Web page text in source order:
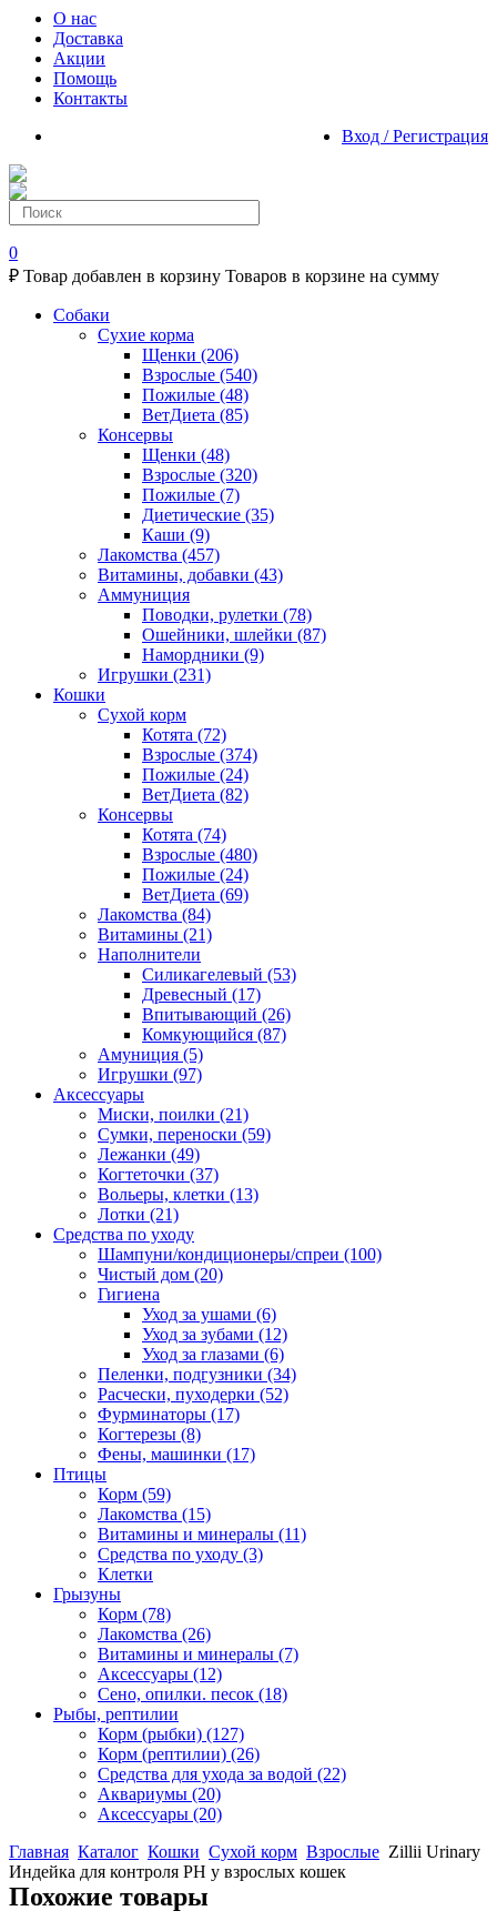
О нас
Доставка
Акции
Помощь
Контакты
Вход / Регистрация
0
₽ Товар добавлен в корзину Товаров в корзине на сумму
Собаки
Сухие корма
Щенки (206)
Взрослые (540)
Пожилые (48)
ВетДиета (85)
Консервы
Щенки (48)
Взрослые (320)
Пожилые (7)
Диетические (35)
Каши (9)
Лакомства (457)
Витамины, добавки (43)
Аммуниция
Поводки, рулетки (78)
Ошейники, шлейки (87)
Намордники (9)
Игрушки (231)
Кошки
Сухой корм
Котята (72)
Взрослые (374)
Пожилые (24)
ВетДиета (82)
Консервы
Котята (74)
Взрослые (480)
Пожилые (24)
ВетДиета (69)
Лакомства (84)
Витамины (21)
Наполнители
Силикагелевый (53)
Древесный (17)
Впитывающий (26)
Комкующийся (87)
Амуниция (5)
Игрушки (97)
Аксессуары
Миски, поилки (21)
Сумки, переноски (59)
Лежанки (49)
Когтеточки (37)
Вольеры, клетки (13)
Лотки (21)
Средства по уходу
Шампуни/кондиционеры/спреи (100)
Чистый дом (20)
Гигиена
Уход за ушами (6)
Уход за зубами (12)
Уход за глазами (6)
Пеленки, подгузники (34)
Расчески, пуходерки (52)
Фурминаторы (17)
Когтерезы (8)
Фены, машинки (17)
Птицы
Корм (59)
Лакомства (15)
Витамины и минералы (11)
Средства по уходу (3)
Клетки
Грызуны
Корм (78)
Лакомства (26)
Витамины и минералы (7)
Аксессуары (12)
Сено, опилки. песок (18)
Рыбы, рептилии
Корм (рыбки) (127)
Корм (рептилии) (26)
Средства для ухода за водой (22)
Аквариумы (20)
Аксессуары (20)
Главная Каталог Кошки Сухой корм Взрослые Zillii Urinary
Индейка для контроля PH у взрослых кошек
Похожие товары